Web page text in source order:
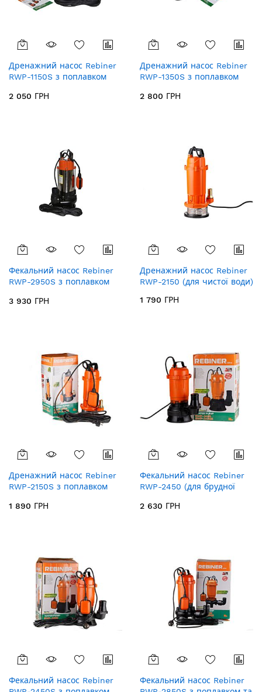
Дренажний насос Rebiner
RWP-1150S з поплавком
2 050 ГРН
Дренажний насос Rebiner
RWP-1350S з поплавком
2 800 ГРН
Фекальний насос Rebiner
RWP-2950S з поплавком
3 930 ГРН
Дренажний насос Rebiner
RWP-2150 (для чистої води)
1 790 ГРН
Дренажний насос Rebiner
RWP-2150S з поплавком
1 890 ГРН
Фекальний насос Rebiner
RWP-2450 (для брудної
2 630 ГРН
Фекальний насос Rebiner
Фекальний насос Rebiner